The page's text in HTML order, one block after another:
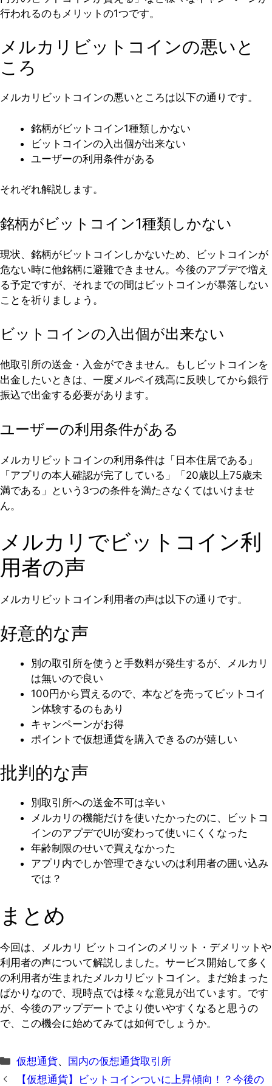
行われるのもメリットの1つです。
メルカリビットコインの悪いと
ころ
メルカリビットコインの悪いところは以下の通りです。
銘柄がビットコイン1種類しかない
ビットコインの入出個が出来ない
ユーザーの利用条件がある
それぞれ解説します。
銘柄がビットコイン1種類しかない
現状、銘柄がビットコインしかないため、ビットコインが
危ない時に他銘柄に避難できません。今後のアプデで増え
る予定ですが、それまでの間はビットコインが暴落しない
ことを祈りましょう。
ビットコインの入出個が出来ない
他取引所の送金・入金ができません。もしビットコインを
出金したいときは、一度メルペイ残高に反映してから銀行
振込で出金する必要があります。
ユーザーの利用条件がある
メルカリビットコインの利用条件は「日本住居である」
「アプリの本人確認が完了している」「20歳以上75歳未
満である」という3つの条件を満たさなくてはいけませ
ん。
メルカリでビットコイン利
用者の声
メルカリビットコイン利用者の声は以下の通りです。
好意的な声
別の取引所を使うと手数料が発生するが、メルカリ
は無いので良い
100円から買えるので、本などを売ってビットコイ
ン体験するのもあり
キャンペーンがお得
ポイントで仮想通貨を購入できるのが嬉しい
批判的な声
別取引所への送金不可は辛い
メルカリの機能だけを使いたかったのに、ビットコ
インのアプデでUIが変わって使いにくくなった
年齢制限のせいで買えなかった
アプリ内でしか管理できないのは利用者の囲い込み
では？
まとめ
今回は、メルカリ ビットコインのメリット・デメリットや
利用者の声について解説しました。サービス開始して多く
の利用者が生まれたメルカリビットコイン。まだ始まった
ばかりなので、現時点では様々な意見が出ています。です
が、今後のアップデートでより使いやすくなると思うの
で、この機会に始めてみては如何でしょうか。
カ
テ
仮想通貨、 国内の仮想通貨取引所
【仮想通貨】ビットコインついに上昇傾向！？今後の